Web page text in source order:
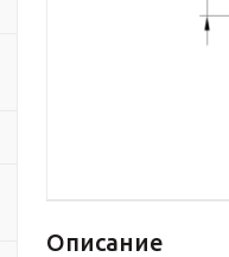
Описание